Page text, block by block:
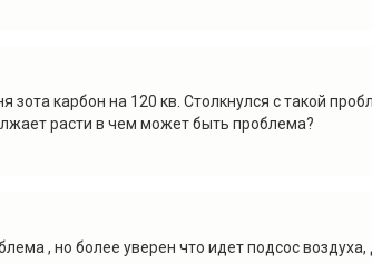
зота карбон на 120 кв. Столкнулся с такой
расти в чем может быть проблема?
, но более уверен что идет подсос